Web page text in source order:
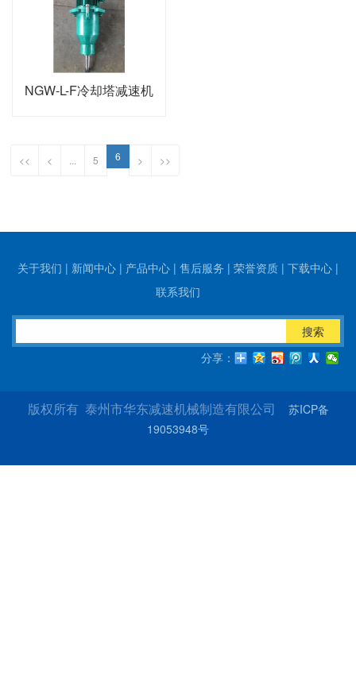
NGW-L-F冷却塔减速机
<< < ... 5 6 > >>
关于我们 | 新闻中心 | 产品中心 | 售后服务 | 荣誉资质 | 下载中心 |
联系我们
搜索
分享：
版权所有 泰州市华东减速机械制造有限公司 苏ICP备
19053948号